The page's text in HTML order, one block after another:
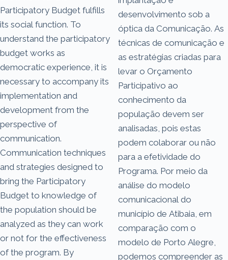
Participatory Budget fulfills
its social function. To
understand the participatory
budget works as
democratic experience, it is
necessary to accompany its
implementation and
development from the
perspective of
communication.
Communication techniques
and strategies designed to
bring the Participatory
Budget to knowledge of
the population should be
analyzed as they can work
or not for the effectiveness
of the program. By
desenvolvimento sob a
óptica da Comunicação. As
técnicas de comunicação e
as estratégias criadas para
levar o Orçamento
Participativo ao
conhecimento da
população devem ser
analisadas, pois estas
podem colaborar ou não
para a efetividade do
Programa. Por meio da
análise do modelo
comunicacional do
município de Atibaia, em
comparação com o
modelo de Porto Alegre,
podemos compreender as